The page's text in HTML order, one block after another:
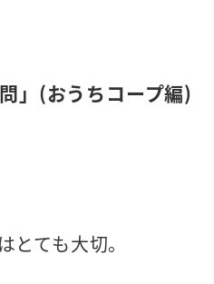
」(おうちコープ編)
ても大切。